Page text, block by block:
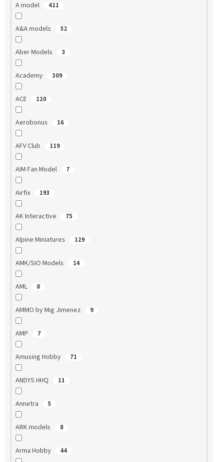
A model 411
A&A models 52
Aber Models 3
Academy 309
ACE 120
Aerobonus 16
AFV Club 119
AIM Fan Model 7
Airfix 193
AK Interactive 75
Alpine Miniatures 129
AMK/SIO Models 14
AML 8
AMMO by Mig Jimenez 9
AMP 7
Amusing Hobby 71
ANDYS HHQ 11
Annetra 5
ARK models 8
Arma Hobby 44